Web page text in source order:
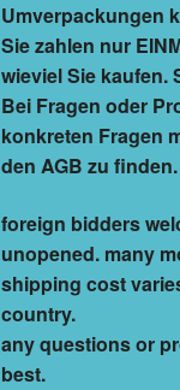
Umverpackungen
Sie zahlen nur
wieviel Sie kaufen.
Bei Fragen oder
konkreten Fragen
den AGB zu finden.
foreign bidders
unopened. many
shipping cost
country.
any questions or
best.